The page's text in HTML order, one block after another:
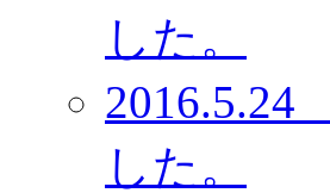
した。
した。